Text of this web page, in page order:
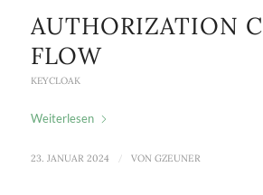
AUTHORIZATION
FLOW
KEYCLOAK
Weiterlesen
23. JANUAR 2024 / VON GZEUNER